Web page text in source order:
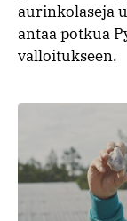
aurinkolaseja
antaa potkua
valloitukseen.